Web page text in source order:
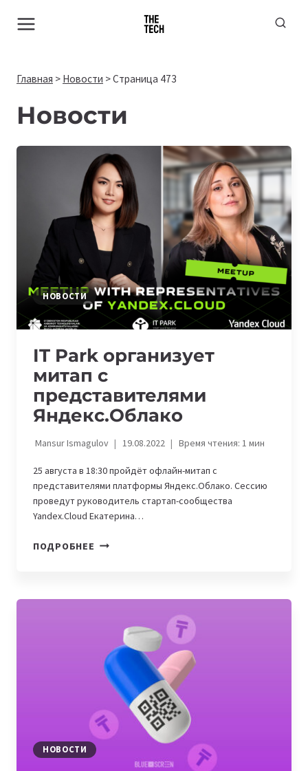
Главная > Новости >Страница 473
Новости
НОВОСТИ
IT Park организует
митап с
представителями
Яндекс.Облако
Mansur Ismagulov 19.08.2022 Время чтения: 1мин
25 августа в 18:30 пройдёт офлайн-митап с
представителями платформы Яндекс.Облако. Сессию
проведут руководитель стартап-сообщества
Yandex.Cloud Екатерина…
ПОДРОБНЕЕ IT
ПРЕДСТАВИТЕЛЯМИ
ЯНДЕКС.ОБЛАКО
НОВОСТИ